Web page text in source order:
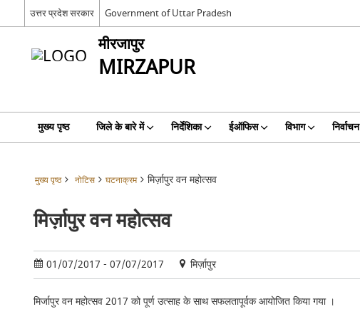
उत्तर प्रदेश सरकार Government of Uttar Pradesh
मीरजापुर
MIRZAPUR
मुख्य पृष्ठ जिले के बारे में निर्देशिका ईऑफिस विभाग निर्वाचन
मुख्य पृष्ठ नोटिस घटनाक्रम मिर्ज़ापुर वन महोत्सव
मिर्ज़ापुर वन महोत्सव
01/07/2017 - 07/07/2017 मिर्ज़ापुर
मिर्जापुर वन महोत्सव 2017 को पूर्ण उत्साह के साथ सफलतापूर्वक आयोजित किया गया ।